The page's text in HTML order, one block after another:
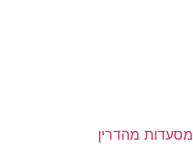
מסעדות מהדרין